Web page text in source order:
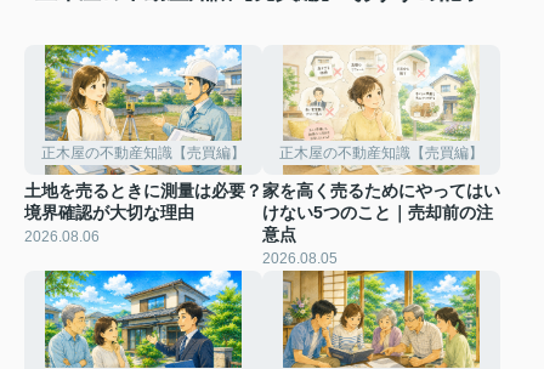
正木屋の不動産知識【売買編】
土地を売るときに測量は必要？
境界確認が大切な理由
2026.08.06
正木屋の不動産知識【売買編】
家を高く売るためにやってはい
けない5つのこと｜売却前の注
意点
2026.08.05